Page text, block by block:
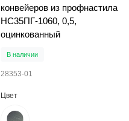
конвейеров из профнастила
НС35ПГ-1060, 0,5,
оцинкованный
В наличии
28353-01
Цвет